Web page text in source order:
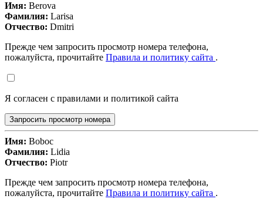
Имя: Berova
Фамилия: Larisa
Отчество: Dmitri
Прежде чем запросить просмотр номера телефона,
пожалуйста, прочитайте Правила и политику сайта .
Я согласен с правилами и политикой сайта
Запросить просмотр номера
Имя: Boboc
Фамилия: Lidia
Отчество: Piotr
Прежде чем запросить просмотр номера телефона,
пожалуйста, прочитайте Правила и политику сайта .